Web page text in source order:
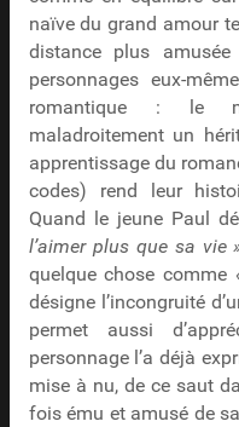
naïve du grand amour
distance plus
personnages eux-
romantique : le
maladroitement un
apprentissage du
codes) rend leur
Quand le jeune Paul
l’aimer plus que sa vie
quelque chose comme
désigne l’incongruité
permet aussi
personnage l’a déjà
mise à nu, de ce saut
fois ému et amusé de